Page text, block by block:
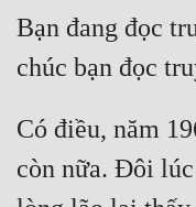
Bạn đang đọc
Có điều, năm
còn nữa. Đôi